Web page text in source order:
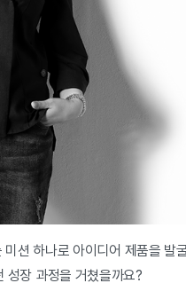
션 하나로 아이디어 제품을 발
성장 과정을 거쳤을까요?